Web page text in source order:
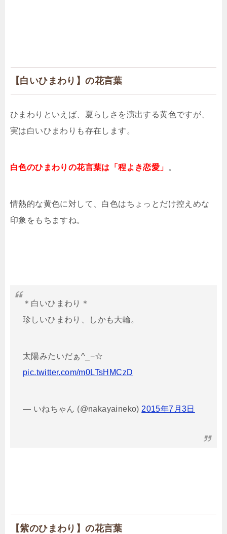
【白いひまわり】の花言葉
ひまわりといえば、夏らしさを演出する黄色ですが、
実は白いひまわりも存在します。
白色のひまわりの花言葉は「程よき恋愛」 。
情熱的な黄色に対して、白色はちょっとだけ控えめな
印象をもちますね。
＊白いひまわり＊
珍しいひまわり、しかも大輪。
太陽みたいだぁ^_−☆
pic.twitter.com/m0LTsHMCzD
— いねちゃん (@nakayaineko) 2015年7月3日
【紫のひまわり】の花言葉